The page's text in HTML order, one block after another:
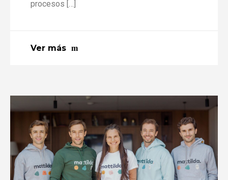
procesos […]
Ver más